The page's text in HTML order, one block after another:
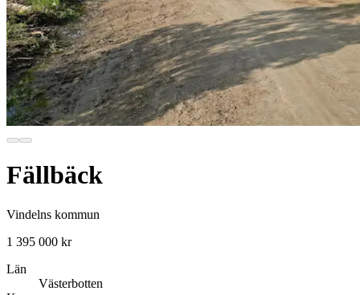
Fällbäck
Vindelns kommun
1 395 000 kr
Län
Västerbotten